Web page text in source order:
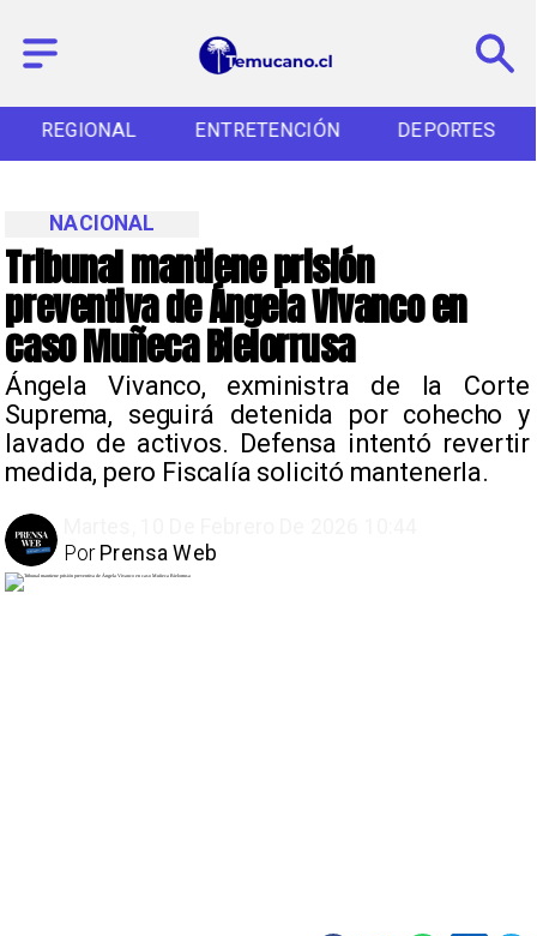
REGIONAL ENTRETENCIÓN DEPORTES
Tribunal mantiene prisión
preventiva de Ángela Vivanco en
caso Muñeca Bielorrusa
Ángela Vivanco, exministra de la Corte
Suprema, seguirá detenida por cohecho y
lavado de activos. Defensa intentó revertir
medida, pero Fiscalía solicitó mantenerla.
NACIONAL
Prensa Web
Por